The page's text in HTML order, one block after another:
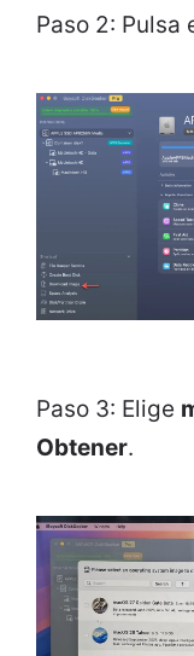
Paso 2: Pulsa
Paso 3: Elige
Obtener.